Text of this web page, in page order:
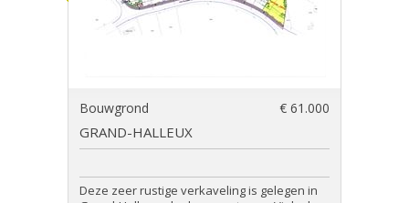
Bouwgrond € 61.000
GRAND-HALLEUX
Deze zeer rustige verkaveling is gelegen in